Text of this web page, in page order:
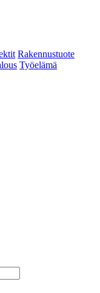
Rakennustuote
Työelämä